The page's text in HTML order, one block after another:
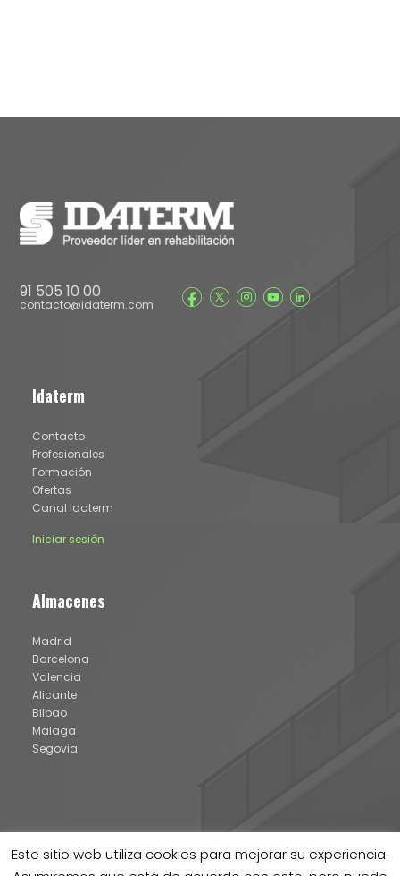
91 505 10 00
contacto@idaterm.com
Idaterm
Contacto
Profesionales
Formación
Ofertas
Canal Idaterm
Iniciar sesión
Almacenes
Madrid
Barcelona
Valencia
Alicante
Bilbao
Málaga
Segovia
Este sitio web utiliza cookies para mejorar su experiencia.